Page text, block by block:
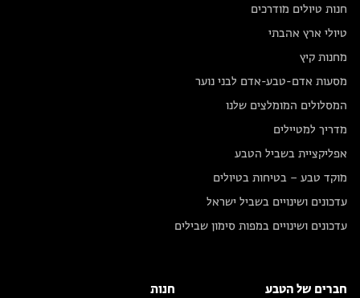
חנות טיולים מודרכים
טיולי ארץ אהבתי
מחנות קיץ
מסעות אדם-טבע-אדם לבני נוער
המסלולים המומלצים שלנו
מדריך למטיילים
אפליקציית בשביל הטבע
מוקד טבע – בטיחות בטיולים
עדכונים ושינויים בשביל ישראל
עדכונים ושינויים במפות סימון שבילים
חברים של הטבע חנות